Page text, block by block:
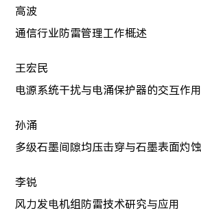
高波
通信行业防雷管理工作概述
王宏民
电源系统干扰与电涌保护器的交互作用
孙涌
多级石墨间隙均压击穿与石墨表面灼
李锐
风力发电机组防雷技术研究与应用